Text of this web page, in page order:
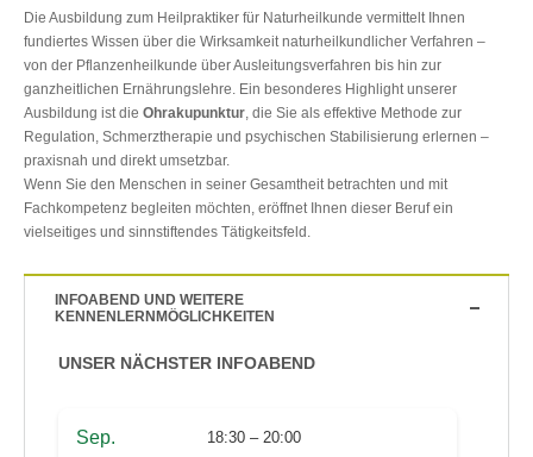
Die Ausbildung zum Heilpraktiker für Naturheilkunde vermittelt Ihnen
fundiertes Wissen über die Wirksamkeit naturheilkundlicher Verfahren –
von der Pflanzenheilkunde über Ausleitungsverfahren bis hin zur
ganzheitlichen Ernährungslehre. Ein besonderes Highlight unserer
Ausbildung ist dieOhrakupunktur, die Sie als effektive Methode zur
Regulation, Schmerztherapie und psychischen Stabilisierung erlernen –
praxisnah und direkt umsetzbar.
Wenn Sie den Menschen in seiner Gesamtheit betrachten und mit
Fachkompetenz begleiten möchten, eröffnet Ihnen dieser Beruf ein
vielseitiges und sinnstiftendes Tätigkeitsfeld.
INFOABEND UND WEITERE
KENNENLERNMÖGLICHKEITEN
UNSER NÄCHSTER INFOABEND
Sep. 18:30 – 20:00